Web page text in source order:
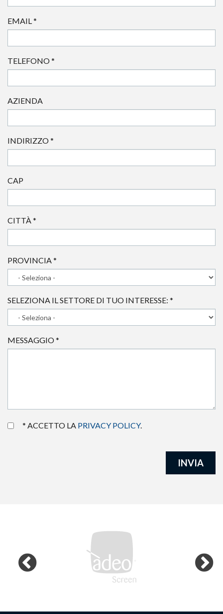
EMAIL*
TELEFONO*
AZIENDA
INDIRIZZO*
CAP
CITTÀ*
PROVINCIA*
SELEZIONA IL SETTORE DI TUO INTERESSE: *
MESSAGGIO*
* ACCETTO LA PRIVACY POLICY.
INVIA